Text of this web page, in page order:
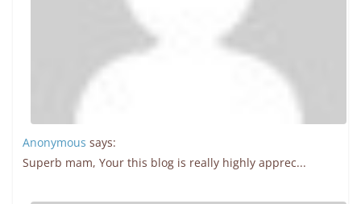
Anonymous says:
Superb mam, Your this blog is really highly apprec...